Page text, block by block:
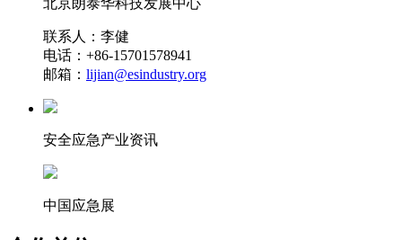
北京朗泰华科技发展中心
联系人：李健
电话：+86-15701578941
邮箱： lijian@esindustry.org
安全应急产业资讯
中国应急展